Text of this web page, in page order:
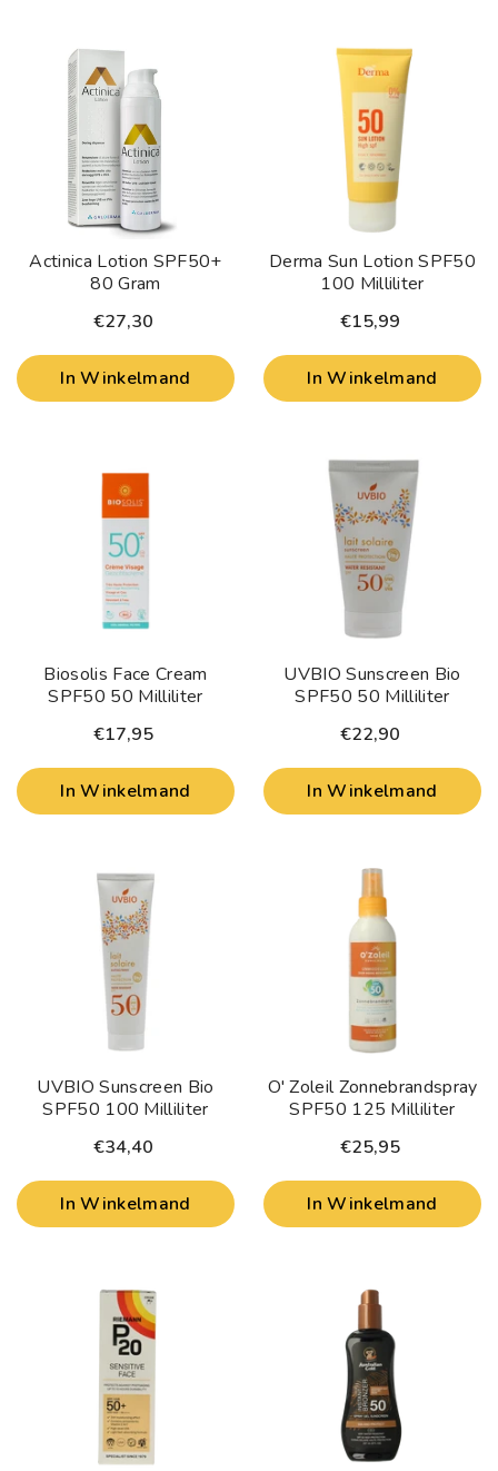
Actinica Lotion SPF50+
80 Gram
€27,30
In Winkelmand
Derma Sun Lotion SPF50
100 Milliliter
€15,99
In Winkelmand
Biosolis Face Cream
SPF50 50 Milliliter
€17,95
In Winkelmand
UVBIO Sunscreen Bio
SPF50 50 Milliliter
€22,90
In Winkelmand
UVBIO Sunscreen Bio
SPF50 100 Milliliter
€34,40
In Winkelmand
O' Zoleil Zonnebrandspray
SPF50 125 Milliliter
€25,95
In Winkelmand